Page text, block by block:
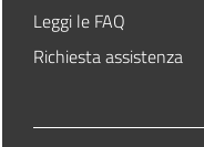
Leggi le FAQ
Richiesta assistenza